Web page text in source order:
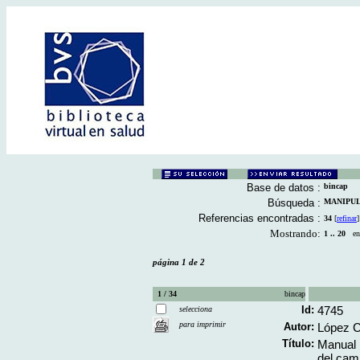
Base de datos : bincap
Búsqueda :
Referencias encontradas : 34 [refinar]
Mostrando: 1 .. 20 en
página 1 de 2
1 / 34
bincap
selecciona
para imprimir
Id: 4745
Autor: López
Título: Manual